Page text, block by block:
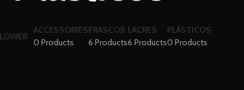
ACCESSORIES
0 Products
FRASCOS
6 Products
LACRES
6 Products
PLÁSTICOS
0 Products